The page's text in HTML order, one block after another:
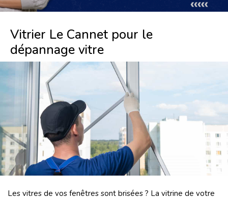
Vitrier Le Cannet pour le
dépannage vitre
Les vitres de vos fenêtres sont brisées ? La vitrine de votre